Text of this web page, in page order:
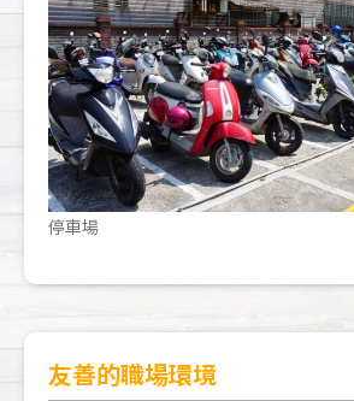
停車場
友善的職場環境